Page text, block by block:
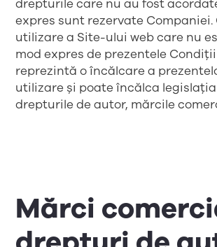
drepturile care nu au fost
expres sunt rezervate Companiei.
utilizare a Site-ului web care nu
mod expres de prezentele
reprezintă o încălcare a
utilizare și poate încălca
drepturile de autor, mărcile
Mărci